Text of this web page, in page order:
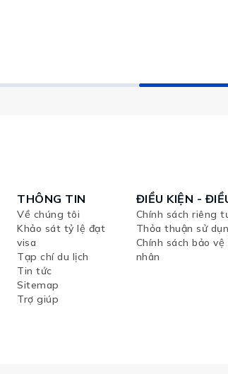
THÔNG TIN
Về chúng tôi
Khảo sát tỷ lệ đạt
visa
Tạp chí du lịch
Tin tức
Sitemap
Trợ giúp
ĐIỀU KIỆN -
Chính sách riêng
Thỏa thuận sử
Chính sách bảo vệ
nhân